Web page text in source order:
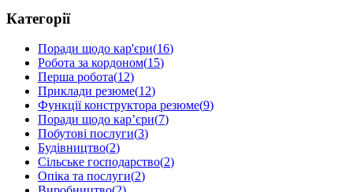
Категорії
Поради щодо кар'єри(16)
Робота за кордоном(15)
Перша робота(12)
Приклади резюме(12)
Функції конструктора резюме(9)
Поради щодо кар’єри(7)
Побутові послуги(3)
Будівництво(2)
Сільське господарство(2)
Опіка та послуги(2)